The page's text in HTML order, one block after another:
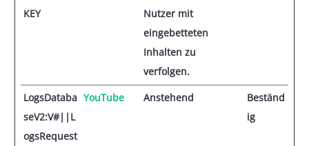
KEY
Nutzer mit
eingebetteten
Inhalten zu
verfolgen.
LogsDataba
seV2:V#||L
ogsRequest
YouTube Anstehend
Beständ
ig